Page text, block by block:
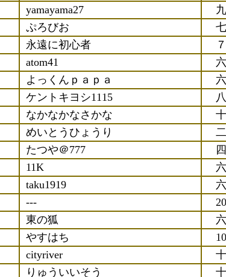
yamayama27
ぷろびお
永遠に初心者
atom41
よっくんｐａｐａ
ケントキヨシ1115
なかなかなさかな
めいとうひょうり
たつや＠777
11K
taku1919
---
東の狐
やすはち
cityriver
りゅういいそう